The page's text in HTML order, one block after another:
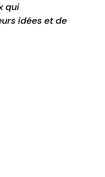
qui
idées et de